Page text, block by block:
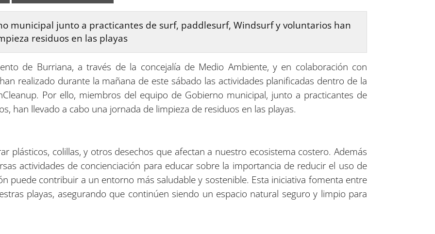
municipal junto a practicantes de surf, paddlesurf, Windsurf y voluntarios han
residuos en las playas
de Burriana, a través de la concejalía de Medio Ambiente, y en colaboración con
realizado durante la mañana de este sábado las actividades planificadas dentro de la
Por ello, miembros del equipo de Gobierno municipal, junto a practicantes de
han llevado a cabo una jornada de limpieza de residuos en las playas.
plásticos, colillas, y otros desechos que afectan a nuestro ecosistema costero. Además
actividades de concienciación para educar sobre la importancia de reducir el uso de
puede contribuir a un entorno más saludable y sostenible. Esta iniciativa fomenta entre
playas, asegurando que continúen siendo un espacio natural seguro y limpio para